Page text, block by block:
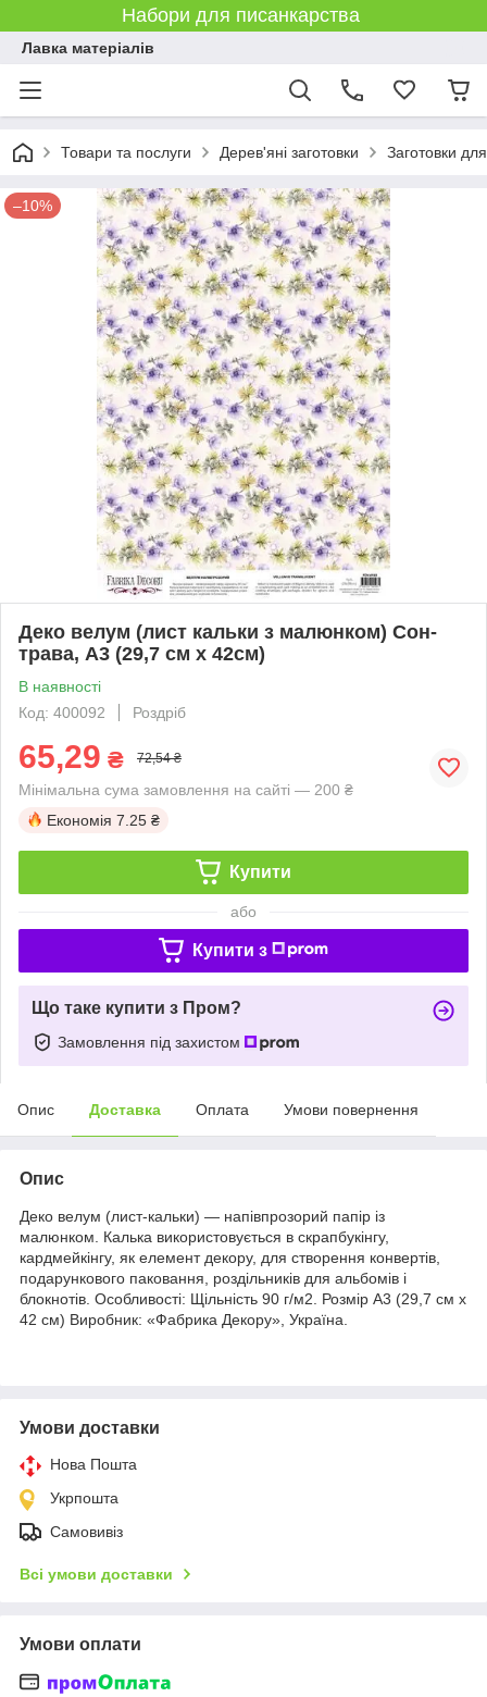
Набори для писанкарства
Лавка матеріалів
Товари та послуги Дерев'яні заготовки Заготовки
–10%
Деко велум (лист кальки з малюнком) Сон-
трава, А3 (29,7 см х 42см)
В наявності
Код: 400092
Роздріб
65,29 ₴ 72,54 ₴
Мінімальна сума замовлення на сайті — 200 ₴
Економія 7.25 ₴
Купити
або
Купити з
Що таке купити з Пром?
Замовлення під захистом
Опис Доставка Оплата Умови повернення
Опис
Деко велум (лист-кальки) — напівпрозорий папір із
малюнком. Калька використовується в скрапбукінгу,
кардмейкінгу, як елемент декору, для створення конвертів,
подарункового паковання, роздільників для альбомів і
блокнотів. Особливості: Щільність 90 г/м2. Розмір А3 (29,7 см х
42 см) Виробник: «Фабрика Декору», Україна.
Умови доставки
Нова Пошта
Укрпошта
Самовивіз
Всі умови доставки
Умови оплати